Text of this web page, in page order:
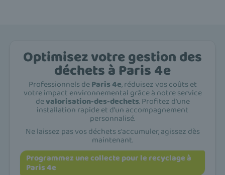
Optimisez votre gestion des
déchets à Paris 4e
Professionnels deParis 4e, réduisez vos coûts et
votre impact environnemental grâce à notre service
devalorisation-des-dechets. Profitez d'une
installation rapide et d'un accompagnement
personnalisé.
Ne laissez pas vos déchets s'accumuler, agissez dès
maintenant.
Programmez une collecte pour le recyclage à
Paris 4e